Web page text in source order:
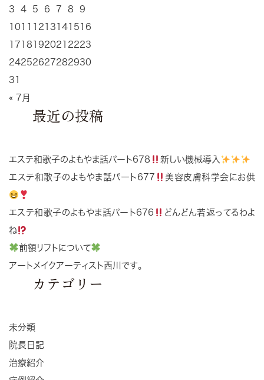
3
4 5 6 7 8
9
10
12 13 14 15 16
17 18 192021 2223
24252627282930
31
« 7月
最近の投稿
エステ和歌子のよもやま話パート678
新しい機械導入
エステ和歌子のよもやま話パート677
美容皮膚科学会にお供
エステ和歌子のよもやま話パート676
どんどん若返ってるわよ
ね
前額リフトについて
アートメイクアーティスト西川です。
カテゴリー
未分類
院長日記
治療紹介